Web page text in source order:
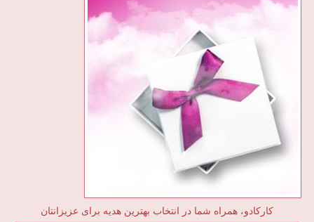
کارکادو، همراه شما در انتخاب بهترین هدیه برای عزیزانتان